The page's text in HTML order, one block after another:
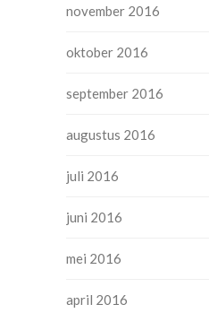
november 2016
oktober 2016
september 2016
augustus 2016
juli 2016
juni 2016
mei 2016
april 2016